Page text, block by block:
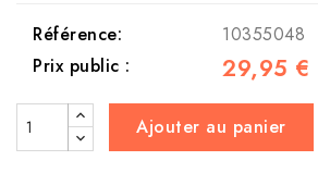
Référence:
10355048
Prix public :
29,95 €
Ajouter au panier